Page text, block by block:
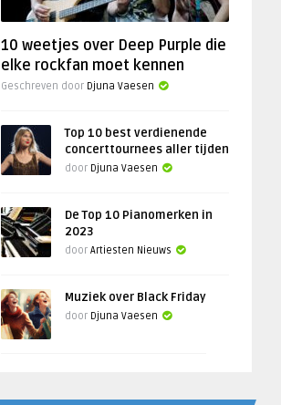
10 weetjes over Deep Purple die
elke rockfan moet kennen
Geschreven door Djuna Vaesen
Top 10 best verdienende
concerttournees aller tijden
door Djuna Vaesen
De Top 10 Pianomerken in
2023
door Artiesten Nieuws
Muziek over Black Friday
door Djuna Vaesen